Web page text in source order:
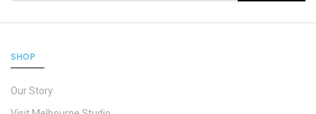
SHOP
Our Story